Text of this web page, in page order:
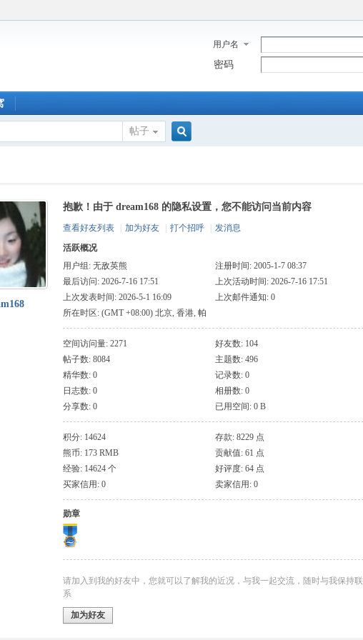
用户名
密码
帖子
索
抱歉！由于 dream168 的隐私设置，您不能访问当前内容
查看好友列表 加为好友 打个招呼
发消息
活跃概况
用户组: 无敌英熊
注册时间: 2005-1-7 08:37
最后访问: 2026-7-16 17:51
上次活动时间: 2026-7-16 17:51
上次发表时间: 2026-5-1 16:09
上次邮件通知: 0
所在时区: (GMT +08:00) 北京, 香港, 帕
斯, 新加坡, 台北
空间访问量: 2271
好友数: 104
帖子数: 8084
主题数: 496
精华数: 0
记录数: 0
日志数: 0
相册数: 0
分享数: 0
已用空间: 0 B
积分: 14624
存款: 8229 点
熊币: 173 RMB
贡献值: 61 点
经验: 14624 个
好评度: 64 点
买家信用: 0
卖家信用: 0
勋章
请加入到我的好友中，您就可以了解我的近况，与我一起交流，随时与我保持联
系
加为好友